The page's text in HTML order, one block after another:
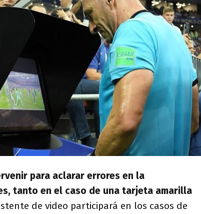
para aclarar errores en la
tanto en el caso de una tarjeta amarilla
de video participará en los casos de